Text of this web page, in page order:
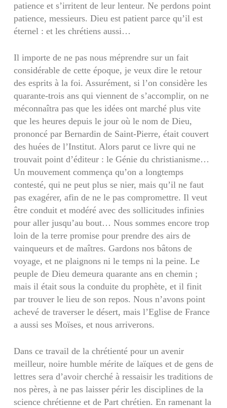
patience et s’irritent de leur lenteur. Ne perdons point
patience, mes­sieurs. Dieu est patient parce qu’il est
éternel : et les chrétiens aussi…
Il importe de ne pas nous méprendre sur un fait
considérable de cette époque, je veux dire le retour
des esprits à la foi. Assurément, si l’on considère les
quarante-trois ans qui viennent de s’accomplir, on ne
méconnaîtra pas que les idées ont marché plus vite
que les heures depuis le jour où le nom de Dieu,
prononcé par Bernardin de Saint-Pierre, était couvert
des huées de l’Institut. Alors parut ce livre qui ne
trouvait point d’éditeur : le Génie du christianisme…
Un mouvement commença qu’on a longtemps
contesté, qui ne peut plus se nier, mais qu’il ne faut
pas exagérer, afin de ne le pas compromettre. Il veut
être conduit et modéré avec des sollicitudes infinies
pour aller jusqu’au bout… Nous sommes encore trop
loin de la terre promise pour prendre des airs de
vainqueurs et de maîtres. Gardons nos bâtons de
voyage, et ne plaignons ni le temps ni la peine. Le
peuple de Dieu demeura quarante ans en chemin ;
mais il était sous la con­duite du prophète, et il finit
par trouver le lieu de son repos. Nous n’avons point
achevé de traverser le désert, mais l’Eglise de France
a aussi ses Moïses, et nous arriverons.
Dans ce travail de la chrétienté pour un avenir
meilleur, noire humble mérite de laïques et de gens de
lettres sera d’avoir cherché à ressaisir les traditions de
nos pères, à ne pas laisser périr les disciplines de la
science chrétienne et de Part chrétien. En ramenant la